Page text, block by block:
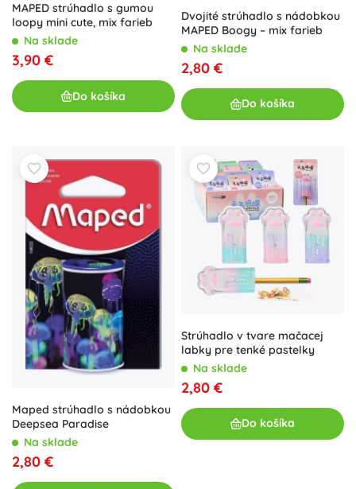
MAPED strúhadlo s gumou
loopy mini cute, mix farieb
Na sklade
3,90 €
Do košíka
Dvojité strúhadlo s nádobkou
MAPED Boogy – mix farieb
Na sklade
2,80 €
Do košíka
Maped strúhadlo s nádobkou
Deepsea Paradise
Na sklade
2,80 €
Strúhadlo v tvare mačacej
labky pre tenké pastelky
Na sklade
2,80 €
Do košíka